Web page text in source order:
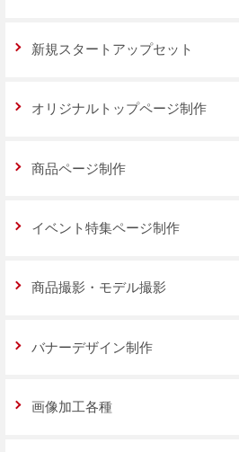
新規スタートアップセット
オリジナルトップページ制作
商品ページ制作
イベント特集ページ制作
商品撮影・モデル撮影
バナーデザイン制作
画像加工各種